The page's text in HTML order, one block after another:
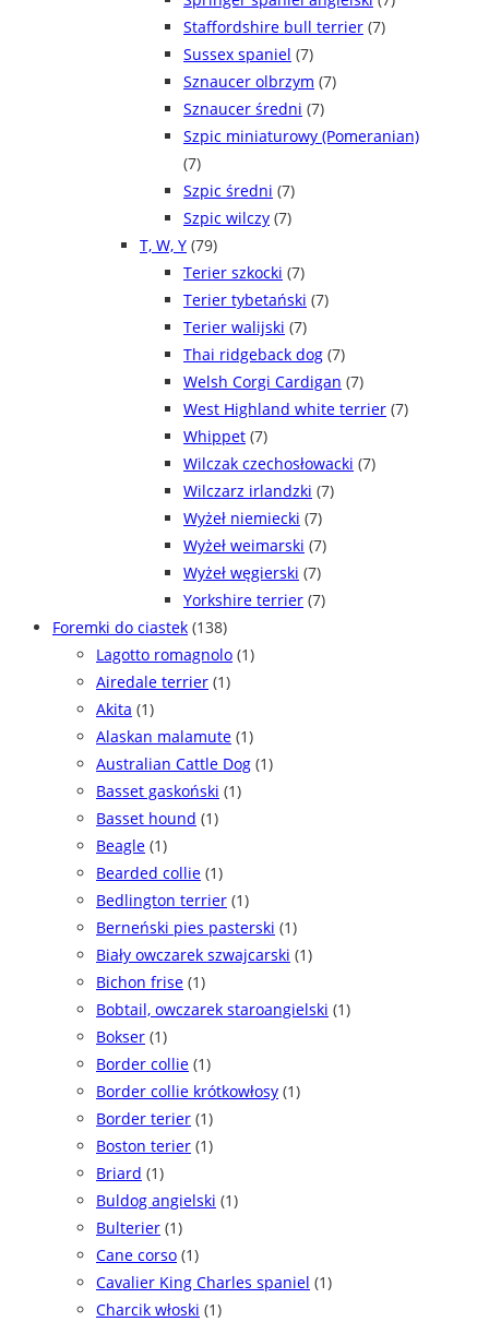
Staffordshire bull terrier (7)
Sussex spaniel (7)
Sznaucer olbrzym (7)
Sznaucer średni (7)
Szpic miniaturowy (Pomeranian)
(7)
Szpic średni (7)
Szpic wilczy (7)
T, W, Y (79)
Terier szkocki (7)
Terier tybetański (7)
Terier walijski (7)
Thai ridgeback dog (7)
Welsh Corgi Cardigan (7)
West Highland white terrier (7)
Whippet (7)
Wilczak czechosłowacki (7)
Wilczarz irlandzki (7)
Wyżeł niemiecki (7)
Wyżeł weimarski (7)
Wyżeł węgierski (7)
Yorkshire terrier (7)
Foremki do ciastek (138)
Lagotto romagnolo (1)
Airedale terrier (1)
Akita (1)
Alaskan malamute (1)
Australian Cattle Dog (1)
Basset gaskoński (1)
Basset hound (1)
Beagle (1)
Bearded collie (1)
Bedlington terrier (1)
Berneński pies pasterski (1)
Biały owczarek szwajcarski (1)
Bichon frise (1)
Bobtail, owczarek staroangielski (1)
Bokser (1)
Border collie (1)
Border collie krótkowłosy (1)
Border terier (1)
Boston terier (1)
Briard (1)
Buldog angielski (1)
Bulterier (1)
Cane corso (1)
Cavalier King Charles spaniel (1)
Charcik włoski (1)